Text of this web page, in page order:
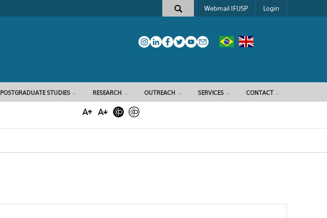
Search form
Webmail IFUSP Login
POSTGRADUATE STUDIES RESEARCH OUTREACH SERVICES CONTACT